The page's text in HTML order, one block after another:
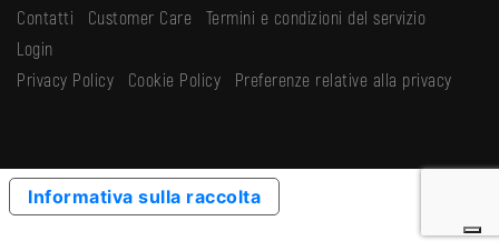
Contatti Customer Care
Termini e condizioni del servizio
Login
Privacy Policy
Cookie Policy Preferenze relative alla privacy
Informativa sulla raccolta